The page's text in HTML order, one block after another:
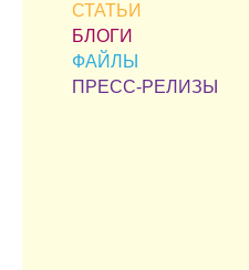
СТАТЬИ
БЛОГИ
ФАЙЛЫ
ПРЕСС-РЕЛИЗЫ